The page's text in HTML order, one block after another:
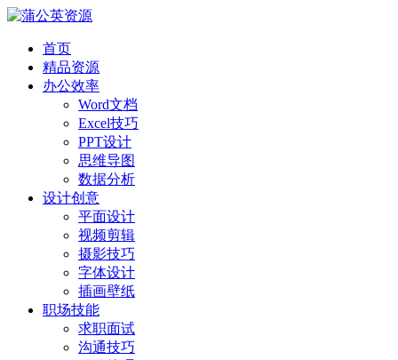
首页
精品资源
办公效率
Word文档
Excel技巧
PPT设计
思维导图
数据分析
设计创意
平面设计
视频剪辑
摄影技巧
字体设计
插画壁纸
职场技能
求职面试
沟通技巧